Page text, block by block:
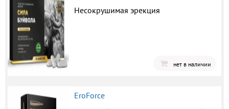
Несокрушимая эрекция
нет в наличии
EroForce